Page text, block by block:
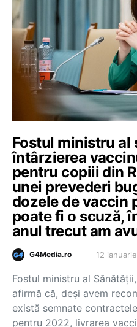
Fostul ministru al
întârzierea
pentru copiii din
unei prevederi
dozele de vaccin
poate fi o scuză,
anul trecut am
G4Media.ro 12
Fostul ministru al
afirmă că, deşi avem
există semnate
pentru 2022, livrarea